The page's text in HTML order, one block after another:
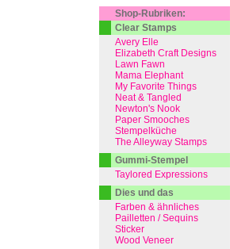
Shop-Rubriken:
Clear Stamps
Avery Elle
Elizabeth Craft Designs
Lawn Fawn
Mama Elephant
My Favorite Things
Neat & Tangled
Newton's Nook
Paper Smooches
Stempelküche
The Alleyway Stamps
Gummi-Stempel
Taylored Expressions
Dies und das
Farben & ähnliches
Pailletten / Sequins
Sticker
Wood Veneer